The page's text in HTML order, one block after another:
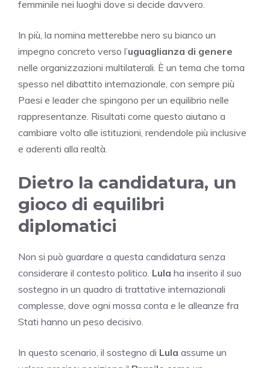
femminile nei luoghi dove si decide davvero.
In più, la nomina metterebbe nero su bianco un
impegno concreto verso l’uguaglianza di genere
nelle organizzazioni multilaterali. È un tema che torna
spesso nel dibattito internazionale, con sempre più
Paesi e leader che spingono per un equilibrio nelle
rappresentanze. Risultati come questo aiutano a
cambiare volto alle istituzioni, rendendole più inclusive
e aderenti alla realtà.
Dietro la candidatura, un
gioco di equilibri
diplomatici
Non si può guardare a questa candidatura senza
considerare il contesto politico. Lula ha inserito il suo
sostegno in un quadro di trattative internazionali
complesse, dove ogni mossa conta e le alleanze fra
Stati hanno un peso decisivo.
In questo scenario, il sostegno di Lula assume un